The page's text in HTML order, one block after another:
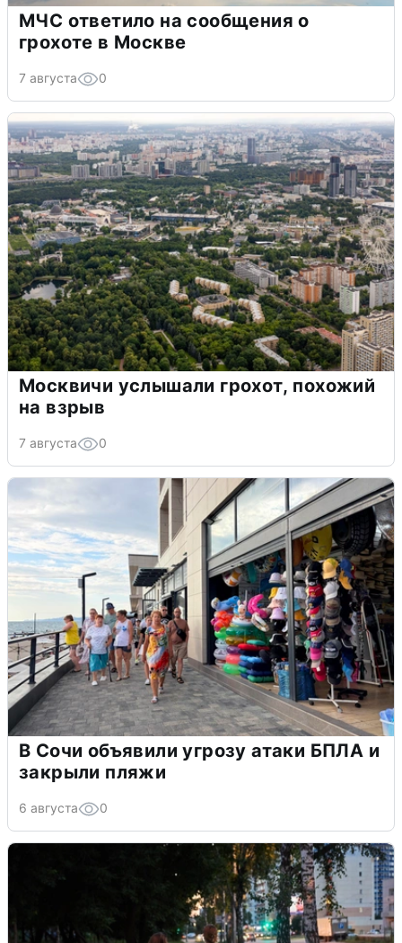
МЧС ответило на сообщения о
грохоте в Москве
7 августа 0
Москвичи услышали грохот, похожий
на взрыв
7 августа 0
В Сочи объявили угрозу атаки БПЛА и
закрыли пляжи
6 августа 0